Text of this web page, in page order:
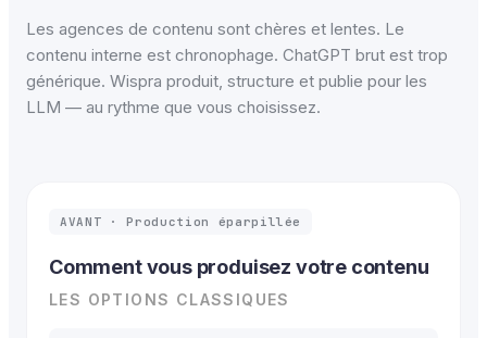
Les agences de contenu sont chères et lentes. Le
contenu interne est chronophage. ChatGPT brut est trop
générique. Wispra produit, structure et publie pour les
LLM — au rythme que vous choisissez.
AVANT · Production éparpillée
Comment vous produisez votre contenu
LES OPTIONS CLASSIQUES